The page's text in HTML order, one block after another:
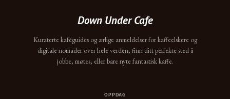
Down Under Cafe
Kuraterte kaféguides og ærlige anmeldelser for kaffeelskere og
digitale nomader over hele verden, finn ditt perfekte sted å
jobbe, møtes, eller bare nyte fantastisk kaffe.
OPPDAG